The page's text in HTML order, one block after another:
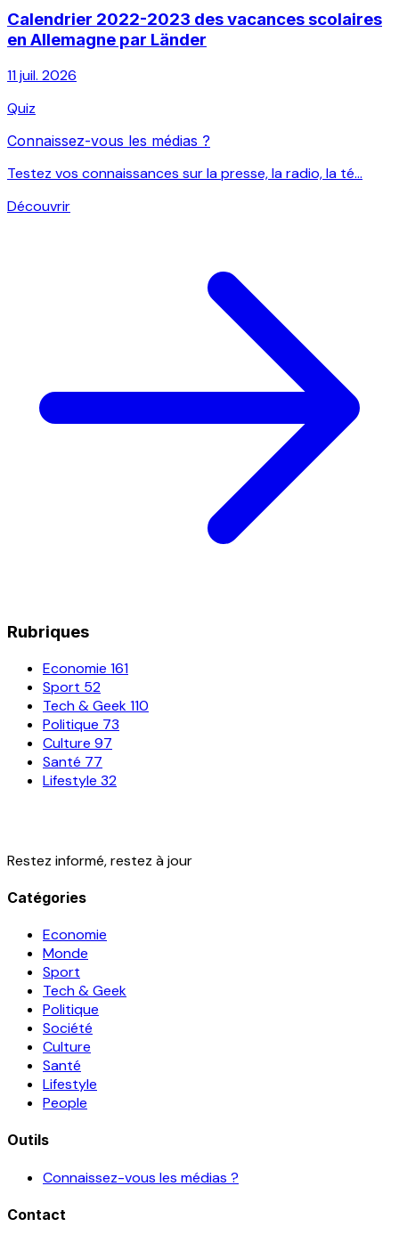
Calendrier 2022-2023 des vacances scolaires
en Allemagne par Länder
11 juil. 2026
Quiz
Connaissez-vous les médias ?
Testez vos connaissances sur la presse, la radio, la té...
Découvrir
Rubriques
Economie 161
Sport 52
Tech & Geek110
Politique 73
Culture 97
Santé 77
Lifestyle 32
Restez informé, restez à jour
Catégories
Economie
Monde
Sport
Tech & Geek
Politique
Société
Culture
Santé
Lifestyle
People
Outils
Connaissez-vous les médias ?
Contact